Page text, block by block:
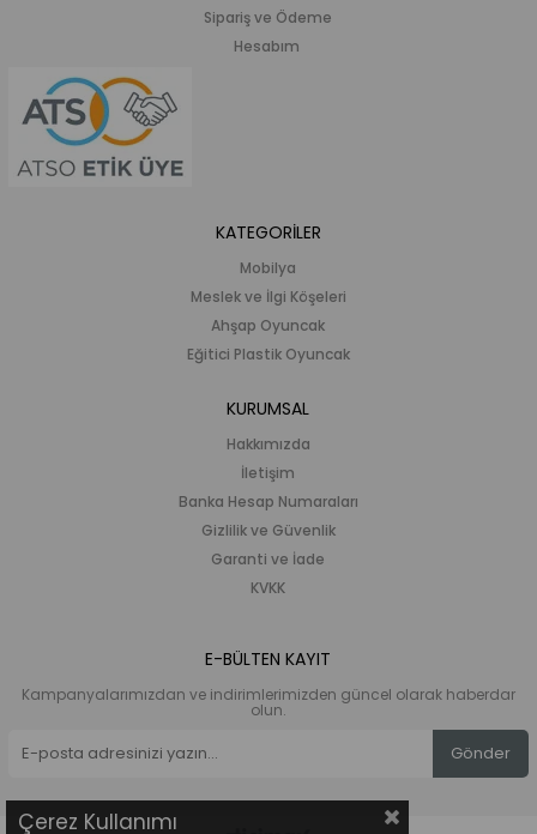
Sipariş ve Ödeme
Hesabım
KATEGORİLER
Mobilya
Meslek ve İlgi Köşeleri
Ahşap Oyuncak
Eğitici Plastik Oyuncak
KURUMSAL
Hakkımızda
İletişim
Banka Hesap Numaraları
Gizlilik ve Güvenlik
Garanti ve İade
KVKK
E-BÜLTEN KAYIT
Kampanyalarımızdan ve indirimlerimizden güncel olarak haberdar
olun.
Gönder
Çerez Kullanımı